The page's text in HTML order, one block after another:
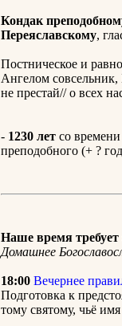
Кондак
Переяславскому,
Постническое и
Ангелом
не престай// о всех
- 1230 лет со
преподобного (+ ?
Наше время
Домашнее
18:00 Вечернее
Подготовка к
тому святому, чьё